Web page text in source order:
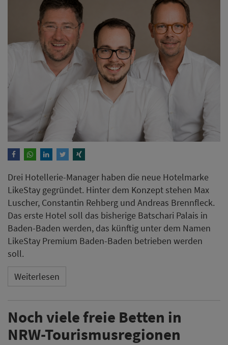
Drei Hotellerie-Manager​​​​​​​ haben die neue Hotelmarke
LikeStay gegründet. Hinter dem Konzept stehen Max
Luscher, Constantin Rehberg und Andreas Brennfleck.
Das erste Hotel soll das bisherige Batschari Palais in
Baden-Baden werden, das künftig unter dem Namen
LikeStay Premium Baden-Baden betrieben werden
soll.
Weiterlesen
Noch viele freie Betten in
NRW-Tourismusregionen